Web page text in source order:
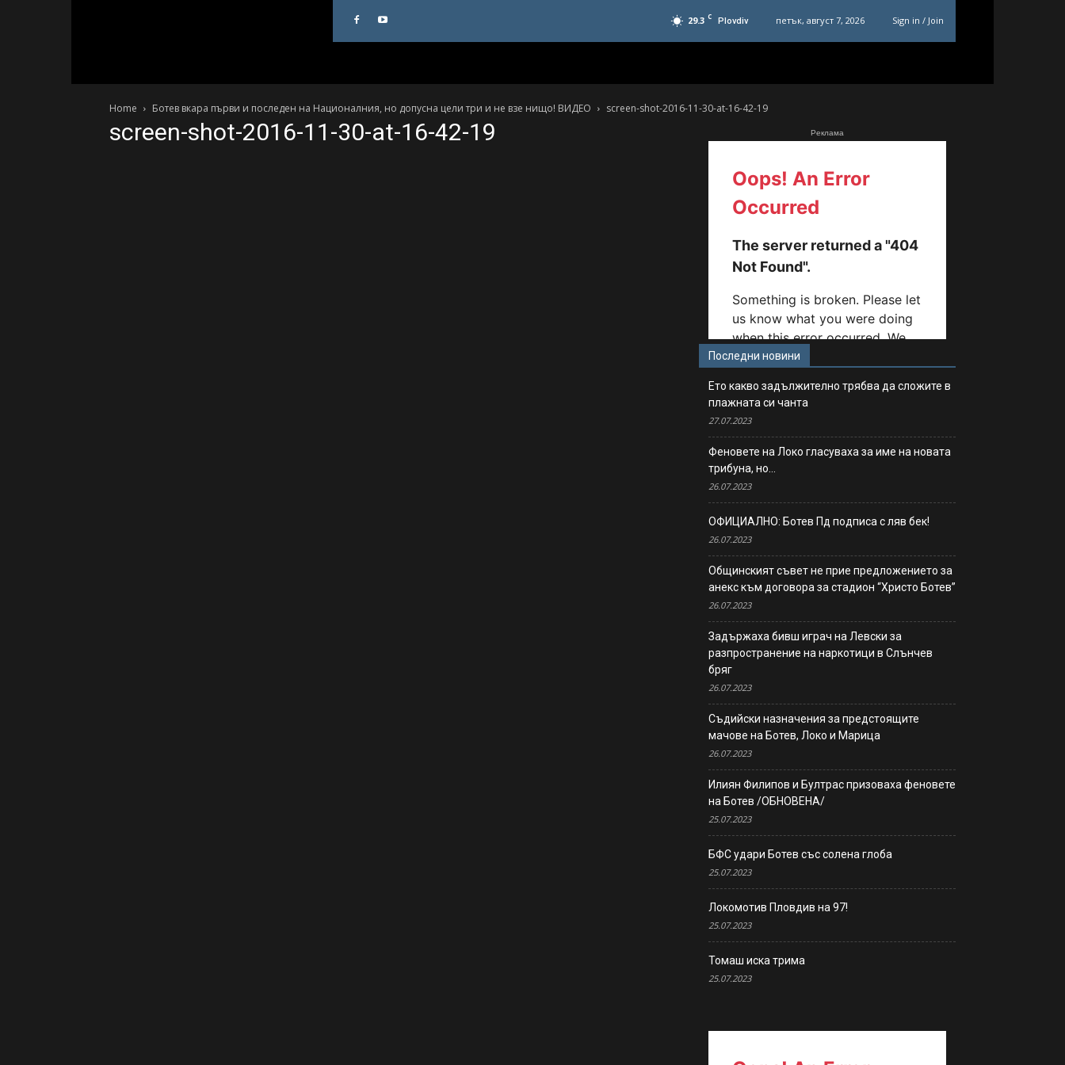
29.3 C Plovdiv петък, август 7, 2026 Sign in / Join
Home Ботев вкара първи и последен на Националния, но допусна цели три и не взе нищо! ВИДЕО screen-shot-2016-11-30-at-16-42-19
screen-shot-2016-11-30-at-16-42-19 Реклама
Последни новини
Ето какво задължително трябва да сложите в
плажната си чанта
27.07.2023
Феновете на Локо гласуваха за име на новата
трибуна, но…
26.07.2023
ОФИЦИАЛНО: Ботев Пд подписа с ляв бек!
26.07.2023
Общинският съвет не прие предложението за
анекс към договора за стадион “Христо Ботев”
26.07.2023
Задържаха бивш играч на Левски за
разпространение на наркотици в Слънчев
бряг
26.07.2023
Съдийски назначения за предстоящите
мачове на Ботев, Локо и Марица
26.07.2023
Илиян Филипов и Бултрас призоваха феновете
на Ботев /ОБНОВЕНА/
25.07.2023
БФС удари Ботев със солена глоба
25.07.2023
Локомотив Пловдив на 97!
25.07.2023
Томаш иска трима
25.07.2023